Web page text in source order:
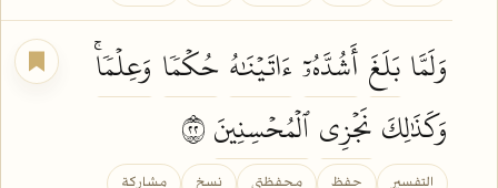
وَلَمَّا بَلَغَ أَشُدَّهُۥٓ ءَاتَيۡنَٰهُ حُكۡمٗا وَعِلۡمٗاۚ
وَكَذَٰلِكَ نَجۡزِيٱلۡمُحۡسِنِينَ
التفسير حفظ محفظتي نسخ مشاركة